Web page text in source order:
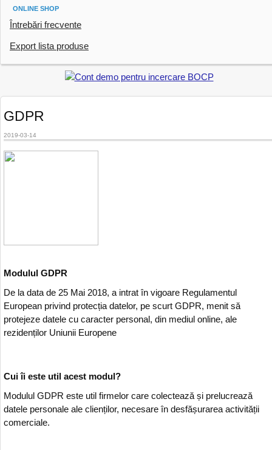
ONLINE SHOP
Întrebări frecvente
Export lista produse
GDPR
2019-03-14
Modulul GDPR
De la data de 25 Mai 2018, a intrat în vigoare Regulamentul
European privind protecția datelor, pe scurt GDPR, menit să
protejeze datele cu caracter personal, din mediul online, ale
rezidenților Uniunii Europene
Cui îi este util acest modul?
Modulul GDPR este util firmelor care colectează și prelucrează
datele personale ale clienților, necesare în desfășurarea activității
comerciale.